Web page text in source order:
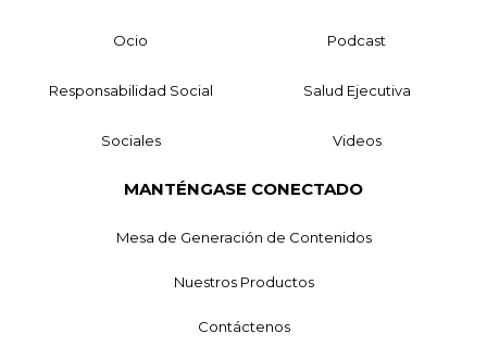
Ocio Podcast
Responsabilidad Social Salud Ejecutiva
Sociales Videos
MANTÉNGASE CONECTADO
Mesa de Generación de Contenidos
Nuestros Productos
Contáctenos